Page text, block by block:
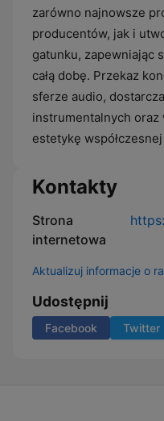
zarówno najnowsze
producentów, jak i
gatunku, zapewniając
całą dobę. Przekaz
sferze audio,
instrumentalnych
estetykę
Kontakty
Strona
internetowa
Aktualizuj informacje o
Udostępnij
Facebook Twitter